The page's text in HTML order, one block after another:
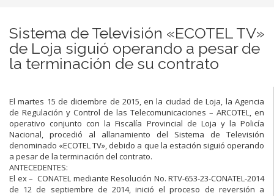
Sistema de Televisión «ECOTEL TV»
de Loja siguió operando a pesar de
la terminación de su contrato
El martes 15 de diciembre de 2015, en la ciudad de Loja, la Agencia
de Regulación y Control de las Telecomunicaciones – ARCOTEL, en
operativo conjunto con la Fiscalía Provincial de Loja y la Policía
Nacional, procedió al allanamiento del Sistema de Televisión
denominado «ECOTEL TV», debido a que la estación siguió operando
a pesar de la terminación del contrato.
ANTECEDENTES:
El ex – CONATEL mediante Resolución No. RTV-653-23-CONATEL-2014
de 12 de septiembre de 2014, inició el proceso de reversión a